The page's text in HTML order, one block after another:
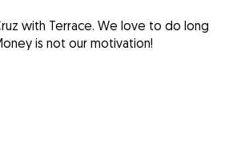
with Terrace. We love to do long
is not our motivation!